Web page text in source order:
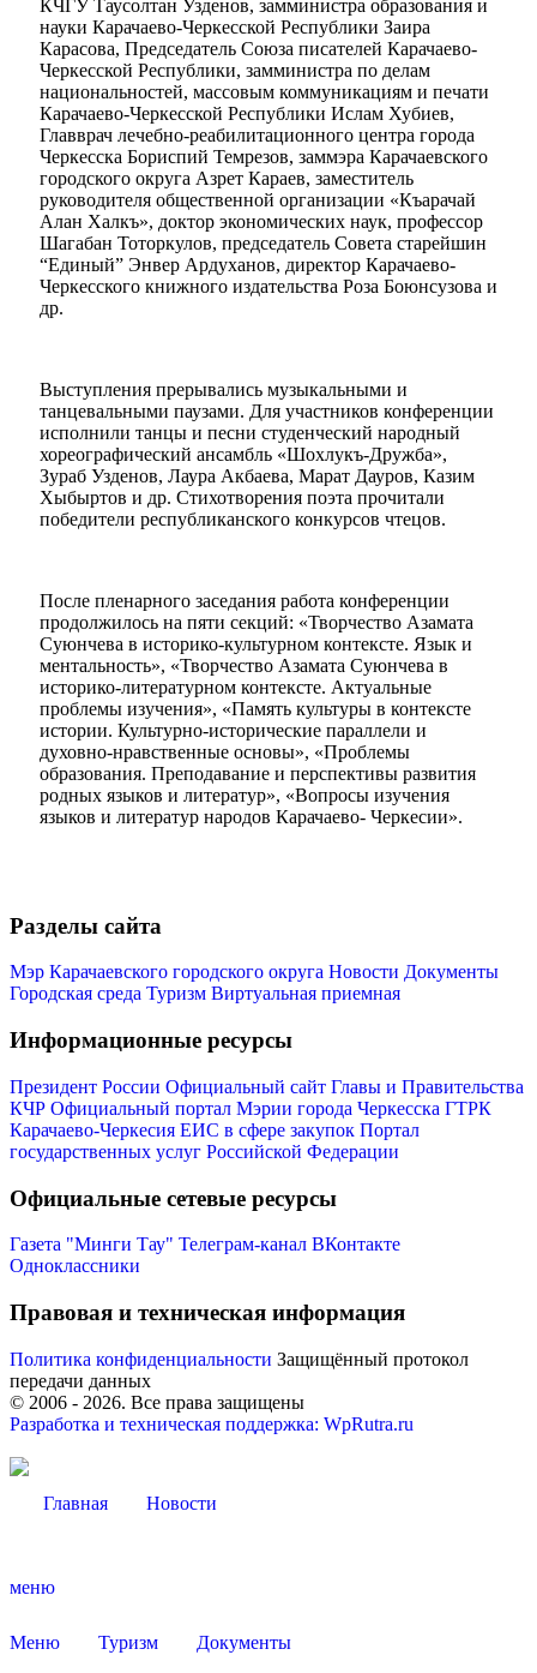
КЧГУ Таусолтан Узденов, замминистра образования и
науки Карачаево-Черкесской Республики Заира
Карасова, Председатель Союза писателей Карачаево-
Черкесской Республики, замминистра по делам
национальностей, массовым коммуникациям и печати
Карачаево-Черкесской Республики Ислам Хубиев,
Главврач лечебно-реабилитационного центра города
Черкесска Бориспий Темрезов, заммэра Карачаевского
городского округа Азрет Караев, заместитель
руководителя общественной организации «Къарачай
Алан Халкъ», доктор экономических наук, профессор
Шагабан Тоторкулов, председатель Совета старейшин
“Единый” Энвер Ардуханов, директор Карачаево-
Черкесского книжного издательства Роза Боюнсузова и
др.
Выступления прерывались музыкальными и
танцевальными паузами. Для участников конференции
исполнили танцы и песни студенческий народный
хореографический ансамбль «Шохлукъ-Дружба»,
Зураб Узденов, Лаура Акбаева, Марат Дауров, Казим
Хыбыртов и др. Стихотворения поэта прочитали
победители республиканского конкурсов чтецов.
После пленарного заседания работа конференции
продолжилось на пяти секций: «Творчество Азамата
Суюнчева в историко-культурном контексте. Язык и
ментальность», «Творчество Азамата Суюнчева в
историко-литературном контексте. Актуальные
проблемы изучения», «Память культуры в контексте
истории. Культурно-исторические параллели и
духовно-нравственные основы», «Проблемы
образования. Преподавание и перспективы развития
родных языков и литератур», «Вопросы изучения
языков и литератур народов Карачаево- Черкесии».
Разделы сайта
Мэр Карачаевского городского округа Новости Документы
Городская среда Туризм Виртуальная приемная
Информационные ресурсы
Президент России Официальный сайт Главы и Правительства
КЧР Официальный портал Мэрии города Черкесска ГТРК
Карачаево-Черкесия ЕИС в сфере закупок Портал
государственных услуг Российской Федерации
Официальные сетевые ресурсы
Газета "Минги Тау" Телеграм-канал ВКонтакте
Одноклассники
Правовая и техническая информация
Политика конфиденциальности Защищённый протокол
передачи данных
© 2006 - 2026. Все права защищены
Разработка и техническая поддержка: WpRutra.ru
Главная Новости
меню
Меню Туризм Документы
Мэр
Администрация
Туризм